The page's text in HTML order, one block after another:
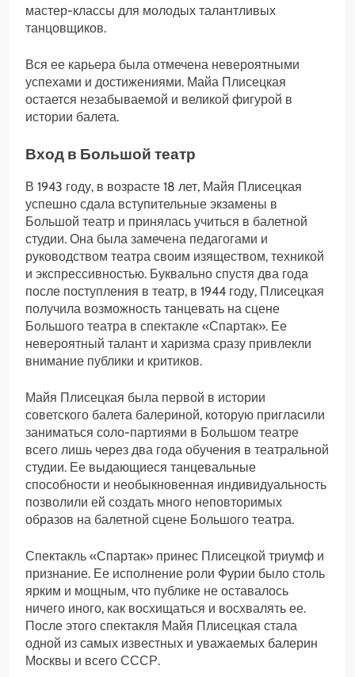
мастер-классы для молодых талантливых
танцовщиков.
Вся ее карьера была отмечена невероятными
успехами и достижениями. Майа Плисецкая
остается незабываемой и великой фигурой в
истории балета.
Вход в Большой театр
В 1943 году, в возрасте 18 лет, Майя Плисецкая
успешно сдала вступительные экзамены в
Большой театр и принялась учиться в балетной
студии. Она была замечена педагогами и
руководством театра своим изяществом, техникой
и экспрессивностью. Буквально спустя два года
после поступления в театр, в 1944 году, Плисецкая
получила возможность танцевать на сцене
Большого театра в спектакле «Спартак». Ее
невероятный талант и харизма сразу привлекли
внимание публики и критиков.
Майя Плисецкая была первой в истории
советского балета балериной, которую пригласили
заниматься соло-партиями в Большом театре
всего лишь через два года обучения в театральной
студии. Ее выдающиеся танцевальные
способности и необыкновенная индивидуальность
позволили ей создать много неповторимых
образов на балетной сцене Большого театра.
Спектакль «Спартак» принес Плисецкой триумф и
признание. Ее исполнение роли Фурии было столь
ярким и мощным, что публике не оставалось
ничего иного, как восхищаться и восхвалять ее.
После этого спектакля Майя Плисецкая стала
одной из самых известных и уважаемых балерин
Москвы и всего СССР.